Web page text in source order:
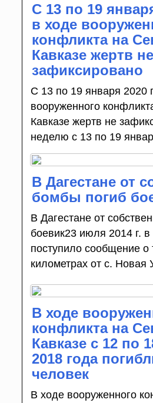
С 13 по 19
в ходе
конфликта на
Кавказе жертв не
зафиксировано
С 13 по 19 января 2020
вооруженного
Кавказе жертв не
неделю с 13 по 19
В Дагестане от
бомбы погиб
В Дагестане от
боевик23 июля 2014 г.
поступило сообщение о
километрах от с. Новая
В ходе
конфликта на
Кавказе с 12 по
2018 года
человек
В ходе вооруженного